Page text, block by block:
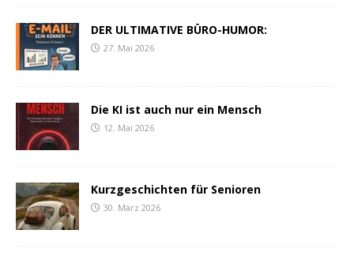
DER ULTIMATIVE BÜRO-HUMOR:
27. Mai 2026
Die KI ist auch nur ein Mensch
12. Mai 2026
Kurzgeschichten für Senioren
30. März 2026